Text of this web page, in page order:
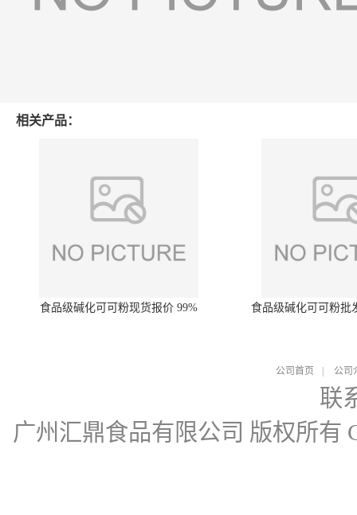
相关产品：
食品级碱化可可粉现货报价 99% 食品级碱化可可粉批
公司首页 公司
联
广州汇鼎食品有限公司 版权所有